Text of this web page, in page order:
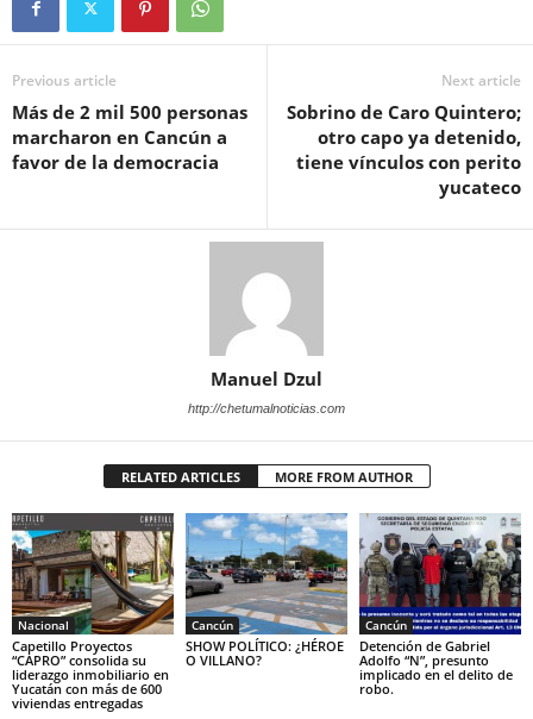
Previous article
Más de 2 mil 500 personas
marcharon en Cancún a
favor de la democracia
Next article
Sobrino de Caro Quintero;
otro capo ya detenido,
tiene vínculos con perito
yucateco
Manuel Dzul
http://chetumalnoticias.com
RELATED ARTICLES MORE FROM AUTHOR
Nacional
Capetillo Proyectos
“CAPRO” consolida su
liderazgo inmobiliario en
Yucatán con más de 600
viviendas entregadas
Cancún
SHOW POLÍTICO: ¿HÉROE
O VILLANO?
Cancún
Detención de Gabriel
Adolfo “N”, presunto
implicado en el delito de
robo.